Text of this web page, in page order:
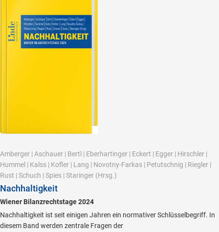
Amberger | Aschauer | Bertl | Eberhartinger | Eckert | Egger | Hirschler |
Hummel | Kalss | Kofler | Lang | Novotny-Farkas | Petutschnig | Riegler |
Rust | Schuch | Spies | Staringer (Hrsg.)
Nachhaltigkeit
Wiener Bilanzrechtstage 2024
Nachhaltigkeit ist seit einigen Jahren ein normativer Schlüsselbegriff. In
diesem Band werden zentrale Fragen der